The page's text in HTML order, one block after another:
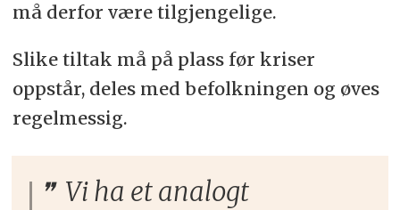
må derfor være tilgjengelige.
Slike tiltak må på plass før kriser
oppstår, deles med befolkningen og øves
regelmessig.
Vi ha et analogt